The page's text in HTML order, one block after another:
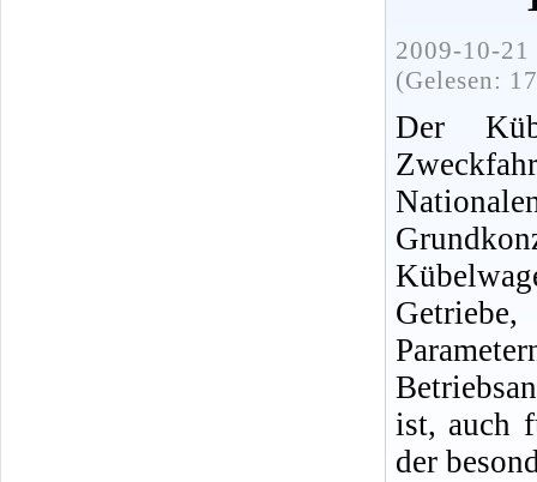
2009-10-
(Gelesen:
Der
ist, auch
der